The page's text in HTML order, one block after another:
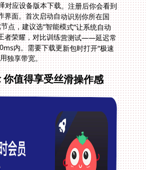
对应设备版本下载。注册后你会看到
界面。首次启动自动识别你所在国
点，建议选“智能模式”让系统自动
者荣耀，对比训练营测试——延迟常
内。需要下载更新包时打开“极速
独享带宽。
值得享受丝滑操作感